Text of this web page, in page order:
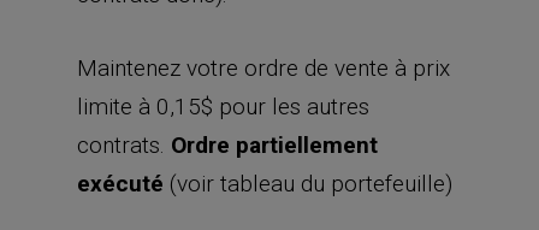
Maintenez votre ordre de vente à prix
limite à 0,15$ pour les autres
contrats. Ordre partiellement
exécuté (voir tableau du portefeuille)